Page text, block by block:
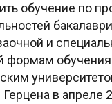
обучение по
и
формам
в апреле